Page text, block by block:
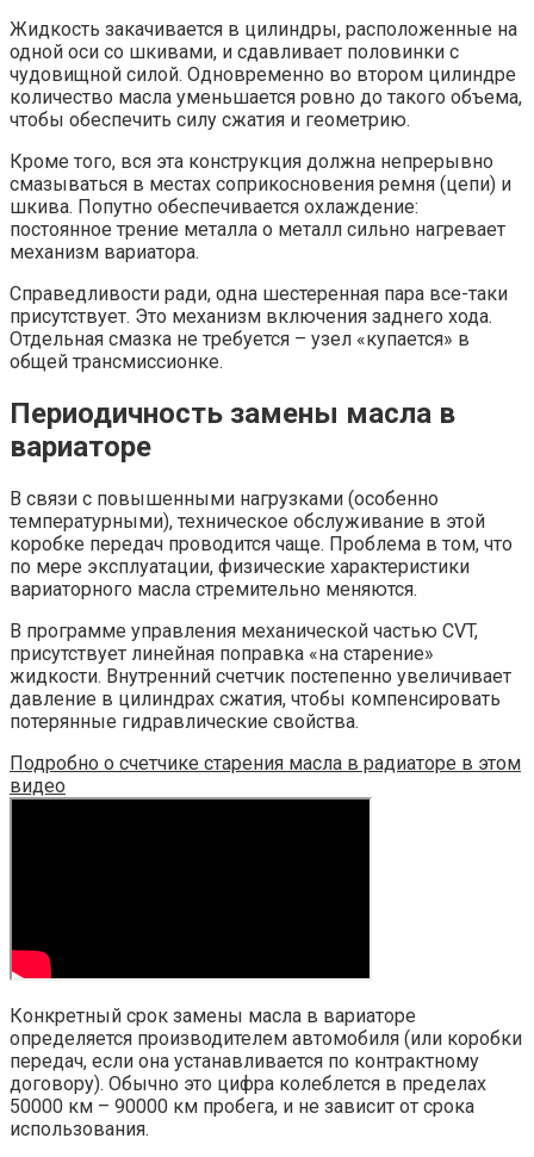
Жидкость закачивается в цилиндры, расположенные на
одной оси со шкивами, и сдавливает половинки с
чудовищной силой. Одновременно во втором цилиндре
количество масла уменьшается ровно до такого объема,
чтобы обеспечить силу сжатия и геометрию.
Кроме того, вся эта конструкция должна непрерывно
смазываться в местах соприкосновения ремня (цепи) и
шкива. Попутно обеспечивается охлаждение:
постоянное трение металла о металл сильно нагревает
механизм вариатора.
Справедливости ради, одна шестеренная пара все-таки
присутствует. Это механизм включения заднего хода.
Отдельная смазка не требуется – узел «купается» в
общей трансмиссионке.
Периодичность замены масла в
вариаторе
В связи с повышенными нагрузками (особенно
температурными), техническое обслуживание в этой
коробке передач проводится чаще. Проблема в том, что
по мере эксплуатации, физические характеристики
вариаторного масла стремительно меняются.
В программе управления механической частью CVT,
присутствует линейная поправка «на старение»
жидкости. Внутренний счетчик постепенно увеличивает
давление в цилиндрах сжатия, чтобы компенсировать
потерянные гидравлические свойства.
Подробно о счетчике старения масла в радиаторе в этом
видео
Конкретный срок замены масла в вариаторе
определяется производителем автомобиля (или коробки
передач, если она устанавливается по контрактному
договору). Обычно это цифра колеблется в пределах
50000 км – 90000 км пробега, и не зависит от срока
использования.